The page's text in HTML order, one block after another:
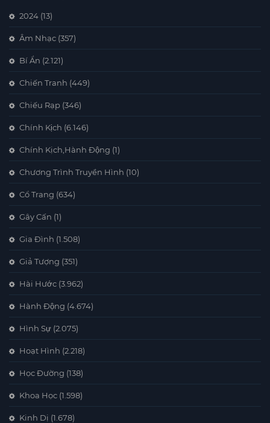
2024 (13)
Âm Nhạc (357)
Bí Ẩn (2.121)
Chiến Tranh (449)
Chiếu Rạp (346)
Chính Kịch (6.146)
Chính Kịch,Hành Động (1)
Chương Trình Truyền Hình (10)
Cổ Trang (634)
Gây Cấn (1)
Gia Đình (1.508)
Giả Tượng (351)
Hài Hước (3.962)
Hành Động (4.674)
Hình Sự (2.075)
Hoạt Hình (2.218)
Học Đường (138)
Khoa Học (1.598)
Kinh Dị (1.678)